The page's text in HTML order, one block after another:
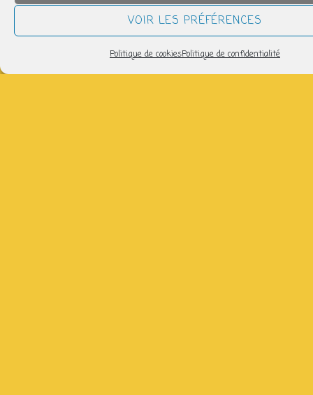
VOIR LES PRÉFÉRENCES
Politique de cookiesPolitique de confidentialité
de